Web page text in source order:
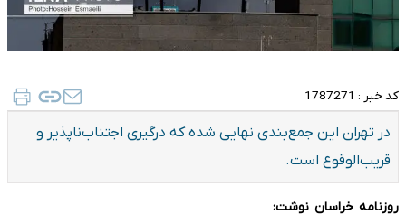
کد خبر : 1787271
در تهران این جمع‌بندی نهایی شده که درگیری اجتناب‌ناپذیر و
قریب‌الوقوع است.
روزنامه خراسان نوشت: